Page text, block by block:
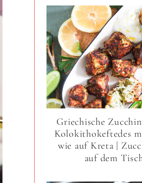
Griechische
Kolokithokeftedes
wie auf Kreta |
auf dem